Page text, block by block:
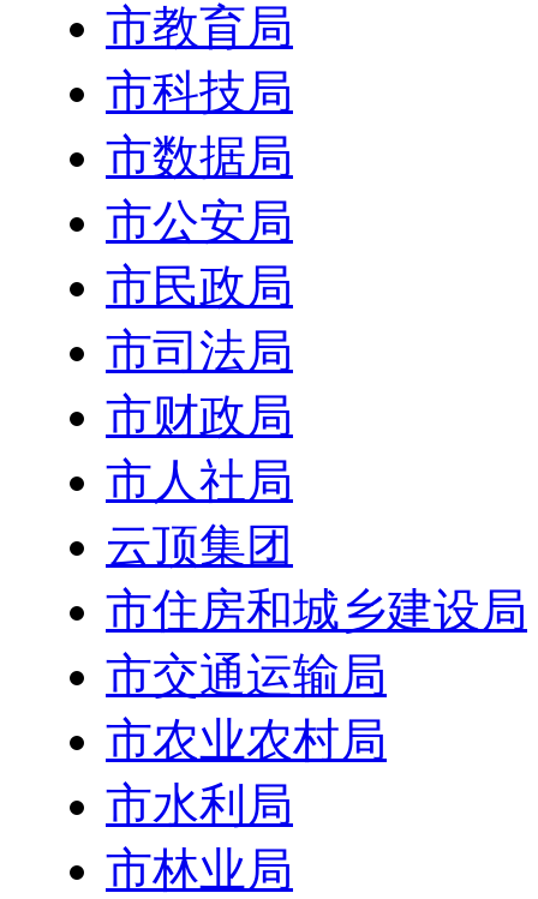
市教育局
市科技局
市数据局
市公安局
市民政局
市司法局
市财政局
市人社局
云顶集团
市住房和城乡建设局
市交通运输局
市农业农村局
市水利局
市林业局